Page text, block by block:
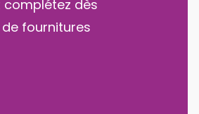
avec nos
petits et grands !